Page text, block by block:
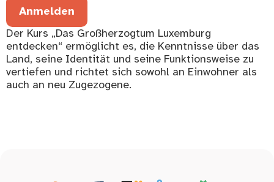
Anmelden
Der Kurs „Das Großherzogtum Luxemburg
entdecken“ ermöglicht es, die Kenntnisse über das
Land, seine Identität und seine Funktionsweise zu
vertiefen und richtet sich sowohl an Einwohner als
auch an neu Zugezogene.